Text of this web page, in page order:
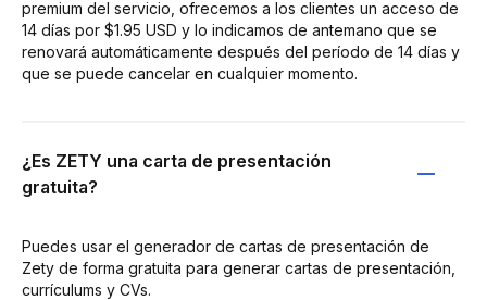
premium del servicio, ofrecemos a los clientes un acceso de
14 días por $1.95 USD y lo indicamos de antemano que se
renovará automáticamente después del período de 14 días y
que se puede cancelar en cualquier momento.
¿Es ZETY una carta de presentación
gratuita?
Puedes usar el generador de cartas de presentación de
Zety de forma gratuita para generar cartas de presentación,
currículums y CVs.